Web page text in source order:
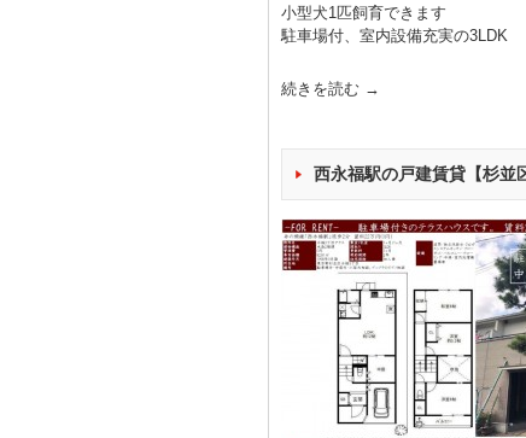
小型犬1匹飼育できます
駐車場付、室内設備充実の3LDK
続きを読む →
西永福駅の戸建賃貸【杉並